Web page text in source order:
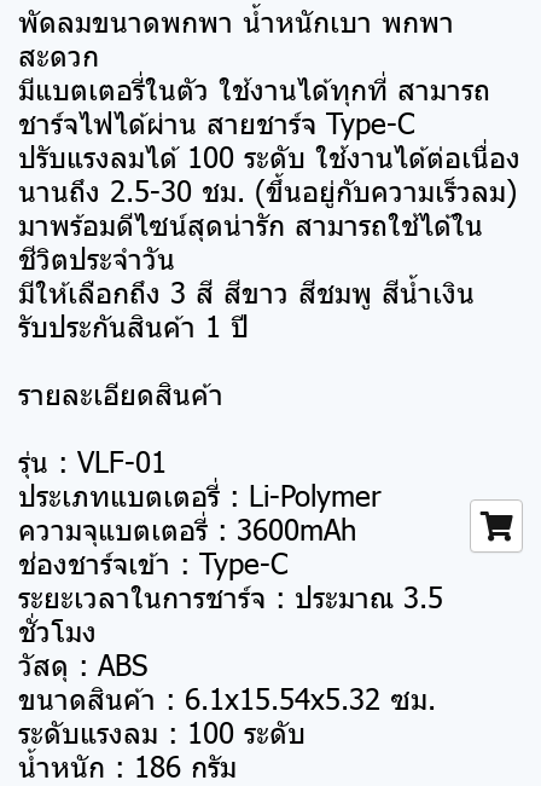
พัดลมขนาดพกพา น้ำหนักเบา พกพา
สะดวก
มีแบตเตอรี่ในตัว ใช้งานได้ทุกที่ สามารถ
ชาร์จไฟได้ผ่าน สายชาร์จ Type-C
ปรับแรงลมได้ 100 ระดับ ใช้งานได้ต่อเนื่อง
นานถึง 2.5-30 ชม. (ขึ้นอยู่กับความเร็วลม)
มาพร้อมดีไซน์สุดน่ารัก สามารถใช้ได้ใน
ชีวิตประจำวัน
มีให้เลือกถึง 3 สี สีขาว สีชมพู สีน้ำเงิน
รับประกันสินค้า 1 ปี
รายละเอียดสินค้า
รุ่น : VLF-01
ประเภทแบตเตอรี่ : Li-Polymer
ความจุแบตเตอรี่ : 3600mAh
ช่องชาร์จเข้า : Type-C
ระยะเวลาในการชาร์จ : ประมาณ 3.5
ชั่วโมง
วัสดุ : ABS
ขนาดสินค้า : 6.1x15.54x5.32 ซม.
ระดับแรงลม : 100 ระดับ
น้ำหนัก : 186 กรัม